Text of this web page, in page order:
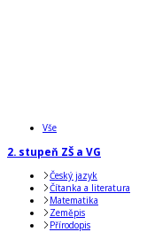
Vše
2. stupeň ZŠ a VG
Český jazyk
Čítanka a literatura
Matematika
Zeměpis
Přírodopis